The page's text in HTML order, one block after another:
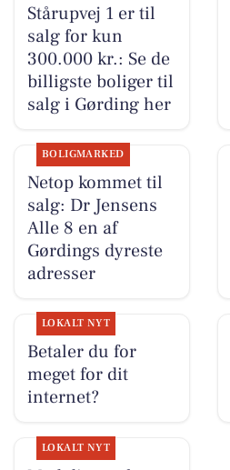
Stårupvej 1 er til
salg for kun
300.000 kr.: Se de
billigste boliger til
salg i Gørding her
BOLIGMARKED
Netop kommet til
salg: Dr Jensens
Alle 8 en af
Gørdings dyreste
adresser
LOKALT NYT
Betaler du for
meget for dit
internet?
LOKALT NYT